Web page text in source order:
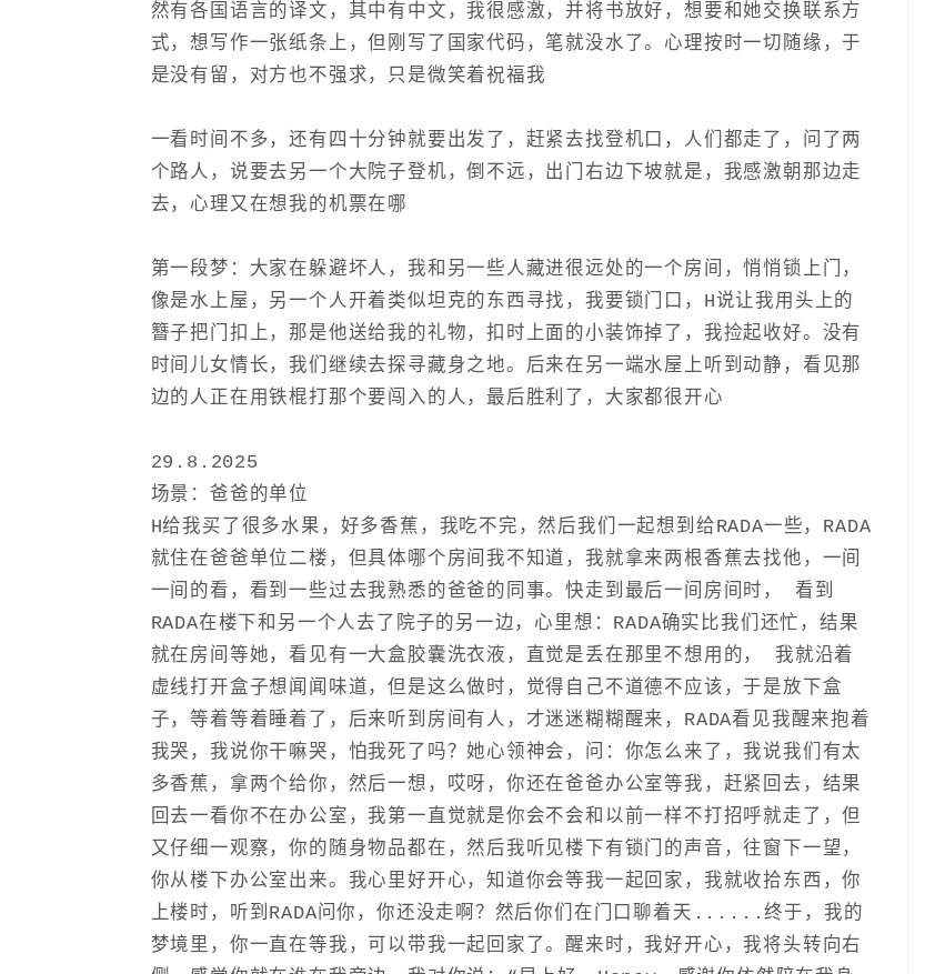
然有各国语言的译文，其中有中文，我很感激，并将书放好，想要和她交换联系方
式，想写作一张纸条上，但刚写了国家代码，笔就没水了。心理按时一切随缘，于
是没有留，对方也不强求，只是微笑着祝福我
一看时间不多，还有四十分钟就要出发了，赶紧去找登机口，人们都走了，问了两
个路人，说要去另一个大院子登机，倒不远，出门右边下坡就是，我感激朝那边走
去，心理又在想我的机票在哪
第一段梦：大家在躲避坏人，我和另一些人藏进很远处的一个房间，悄悄锁上门，
像是水上屋，另一个人开着类似坦克的东西寻找，我要锁门口，H说让我用头上的
簪子把门扣上，那是他送给我的礼物，扣时上面的小装饰掉了，我捡起收好。没有
时间儿女情长，我们继续去探寻藏身之地。后来在另一端水屋上听到动静，看见那
边的人正在用铁棍打那个要闯入的人，最后胜利了，大家都很开心
29.8.2025
场景：爸爸的单位
H给我买了很多水果，好多香蕉，我吃不完，然后我们一起想到给RADA一些，RADA
就住在爸爸单位二楼，但具体哪个房间我不知道，我就拿来两根香蕉去找他，一间
一间的看，看到一些过去我熟悉的爸爸的同事。快走到最后一间房间时， 看到
RADA在楼下和另一个人去了院子的另一边，心里想：RADA确实比我们还忙，结果
就在房间等她，看见有一大盒胶囊洗衣液，直觉是丢在那里不想用的， 我就沿着
虚线打开盒子想闻闻味道，但是这么做时，觉得自己不道德不应该，于是放下盒
子，等着等着睡着了，后来听到房间有人，才迷迷糊糊醒来，RADA看见我醒来抱着
我哭，我说你干嘛哭，怕我死了吗？她心领神会，问：你怎么来了，我说我们有太
多香蕉，拿两个给你，然后一想，哎呀，你还在爸爸办公室等我，赶紧回去，结果
回去一看你不在办公室，我第一直觉就是你会不会和以前一样不打招呼就走了，但
又仔细一观察，你的随身物品都在，然后我听见楼下有锁门的声音，往窗下一望，
你从楼下办公室出来。我心里好开心，知道你会等我一起回家，我就收拾东西，你
上楼时，听到RADA问你，你还没走啊？然后你们在门口聊着天......终于，我的
梦境里，你一直在等我，可以带我一起回家了。醒来时，我好开心，我将头转向右